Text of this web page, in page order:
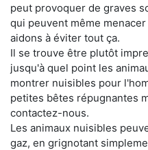
peut provoquer de graves
qui peuvent même
aidons à éviter tout ça.
Il se trouve être plutôt
jusqu'à quel point les
montrer nuisibles pour
petites bêtes répugnantes
contactez-nous.
Les animaux nuisibles
gaz, en grignotant